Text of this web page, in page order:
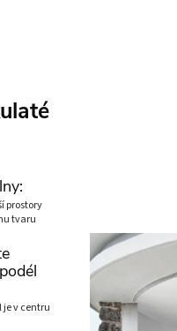
prostory
tvaru
je v centru